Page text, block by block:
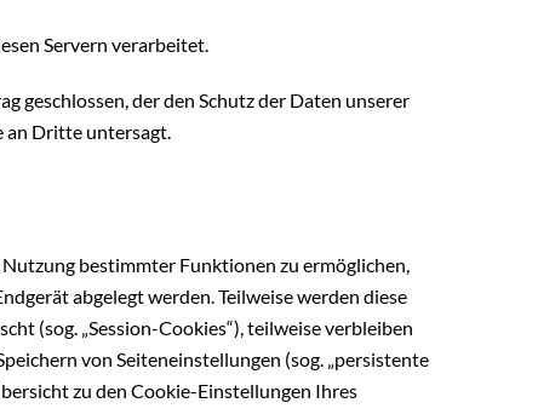
Servern verarbeitet.
geschlossen, der den Schutz der Daten unserer
an Dritte untersagt.
bestimmter Funktionen zu ermöglichen,
abgelegt werden. Teilweise werden diese
(sog. „Session-Cookies“), teilweise verbleiben
von Seiteneinstellungen (sog. „persistente
zu den Cookie-Einstellungen Ihres